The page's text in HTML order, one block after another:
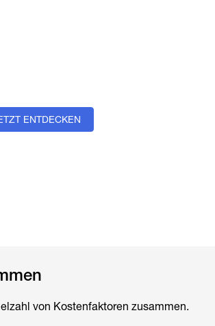
ENTDECKEN
von Kostenfaktoren zusammen.